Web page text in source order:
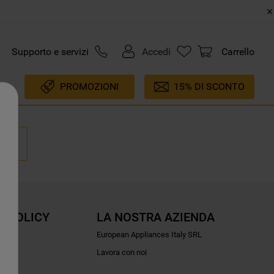
Supporto e servizi Accedi Carrello
PROMOZIONI 15% DI SCONTO
POLICY LA NOSTRA AZIENDA
European Appliances Italy SRL
Lavora con noi